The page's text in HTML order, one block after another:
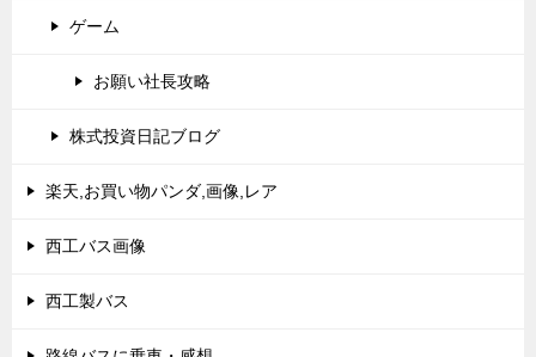
ゲーム
お願い社長攻略
株式投資日記ブログ
楽天,お買い物パンダ,画像,レア
西工バス画像
西工製バス